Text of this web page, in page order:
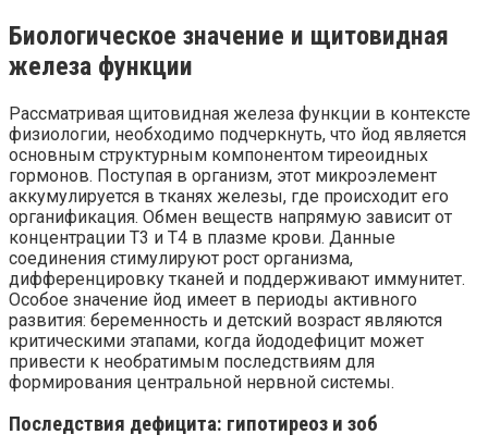
Биологическое значение и щитовидная
железа функции
Рассматривая щитовидная железа функции в контексте
физиологии, необходимо подчеркнуть, что йод является
основным структурным компонентом тиреоидных
гормонов. Поступая в организм, этот микроэлемент
аккумулируется в тканях железы, где происходит его
органификация. Обмен веществ напрямую зависит от
концентрации Т3 и Т4 в плазме крови. Данные
соединения стимулируют рост организма,
дифференцировку тканей и поддерживают иммунитет.
Особое значение йод имеет в периоды активного
развития: беременность и детский возраст являются
критическими этапами, когда йододефицит может
привести к необратимым последствиям для
формирования центральной нервной системы.
Последствия дефицита: гипотиреоз и зоб